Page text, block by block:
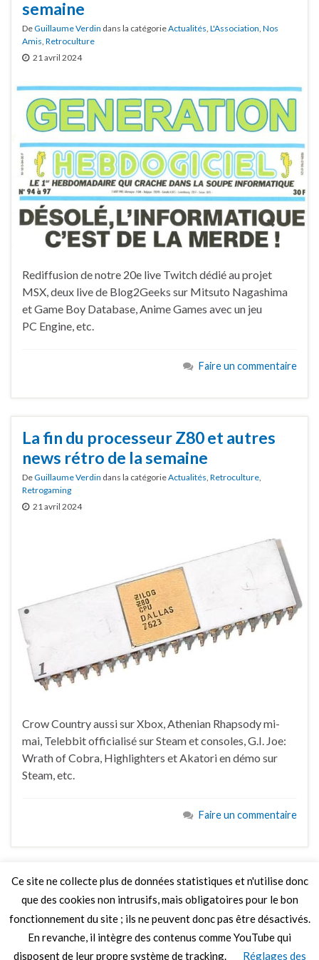
semaine
DeGuillaume Verdin dans la catégorieActualités, L'Association, Nos
Amis, Retroculture
21 avril 2024
Rediffusion de notre 20e live Twitch dédié au projet
MSX, deux live de Blog2Geeks sur Mitsuto Nagashima
et Game Boy Database, Anime Games avec un jeu
PC Engine, etc.
Faire un commentaire
La fin du processeur Z80 et autres
news rétro de la semaine
DeGuillaume Verdin dans la catégorieActualités, Retroculture,
Retrogaming
21 avril 2024
Crow Country aussi sur Xbox, Athenian Rhapsody mi-
mai, Telebbit officialisé sur Steam et consoles, G.I. Joe:
Wrath of Cobra, Highlighters et Akatori en démo sur
Steam, etc.
Faire un commentaire
LIRE PLUS
Ce site ne collecte plus de données statistiques et n'utilise donc
que des cookies non intrusifs, mais obligatoires pour le bon
fonctionnement du site ; ils ne peuvent donc pas être désactivés.
En revanche, il intègre des contenus comme YouTube qui
disposent de leur propre système de tracking.
Réglages des